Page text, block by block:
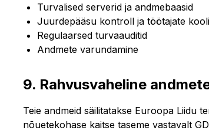
Turvalised serverid ja andmebaasid
Juurdepääsu kontroll ja töötajate
Regulaarsed turvaauditid
Andmete varundamine
9. Rahvusvaheline
Teie andmeid säilitatakse Euroopa Liidu
nõuetekohase kaitse taseme vastavalt